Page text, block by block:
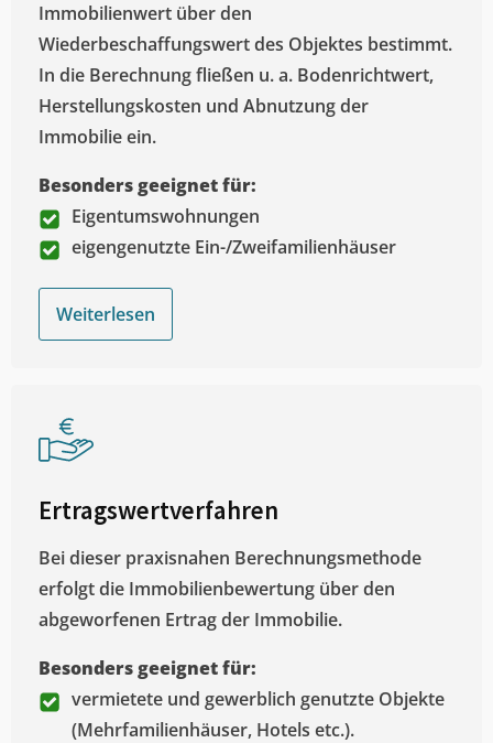
Immobilienwert über den
Wiederbeschaffungswert des Objektes bestimmt.
In die Berechnung fließen u. a. Bodenrichtwert,
Herstellungskosten und Abnutzung der
Immobilie ein.
Besonders geeignet für:
Eigentumswohnungen
eigengenutzte Ein-/Zweifamilienhäuser
Weiterlesen
Ertragswertverfahren
Bei dieser praxisnahen Berechnungsmethode
erfolgt die Immobilienbewertung über den
abgeworfenen Ertrag der Immobilie.
Besonders geeignet für:
vermietete und gewerblich genutzte Objekte
(Mehrfamilienhäuser, Hotels etc.).